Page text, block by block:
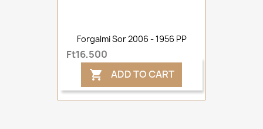
Forgalmi Sor 2006 - 1956 PP
Ft16,500
 ADD TO CART